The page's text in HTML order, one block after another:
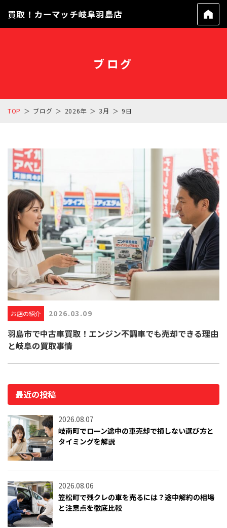
買取！カーマッチ岐阜羽島店
ブログ
TOP ブログ 2026年 3月 9日
お店の紹介 2026.03.09
羽島市で中古車買取！エンジン不調車でも売却できる理由
と岐阜の買取事情
最近の投稿
2026.08.07
岐南町でローン途中の車売却で損しない選び方と
タイミングを解説
2026.08.06
笠松町で残クレの車を売るには？途中解約の相場
と注意点を徹底比較